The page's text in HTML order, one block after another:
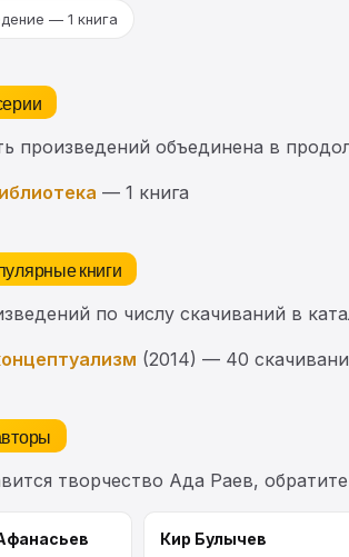
— 1 книга
произведений объединена в
— 1 книга
книги
по числу скачиваний в
(2014) — 40
творчество Ада Раев,
Кир Булычев